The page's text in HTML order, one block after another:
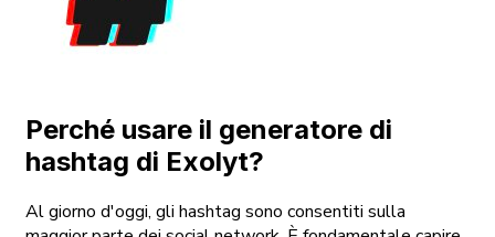
Perché usare il generatore di
hashtag di Exolyt?
Al giorno d'oggi, gli hashtag sono consentiti sulla